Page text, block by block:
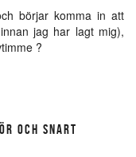
börjar komma in att
jag har lagt mig),
?
OCH SNART